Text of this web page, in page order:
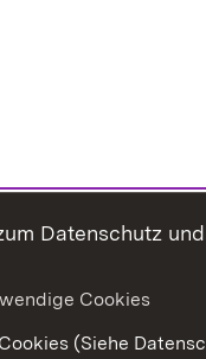
Datenschutz
Cookies
(Siehe